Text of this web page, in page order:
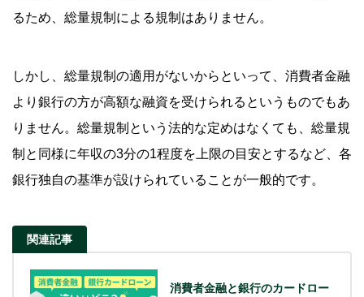
るため、総量規制による規制はありません。
しかし、総量規制の適用がないからといって、消費者金融
より銀行の方が高額な融資を受けられるというものでもあ
りません。総量規制という法的な定めはなくても、総量規
制と同様に年収の3分の1程度を上限の目安とするなど、各
銀行独自の基準が設けられていることが一般的です。
関連記事
消費者金融と銀行のカードロー